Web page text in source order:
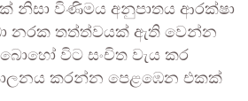
නිසා විණිමය අනුපාතය ආරක්ෂා
නරක තත්ත්වයක් ඇති වෙන්න
විට සංචිත වැය කර
කරන්න පෙළඹෙන එකක්